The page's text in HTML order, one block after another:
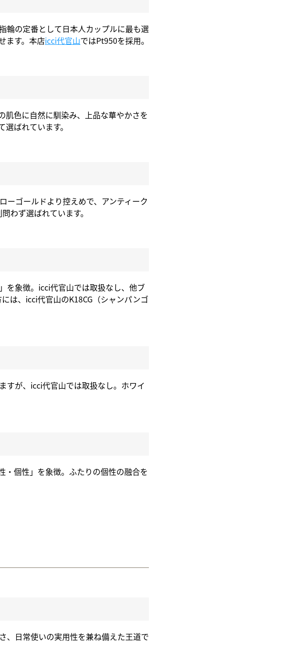
輪の定番として日本人カップルに最も選
ます。本店icci代官山ではPt950を採用。
肌色に自然に馴染み、上品な華やかさを
ばれています。
ーゴールドより控えめで、アンティーク
わず選ばれています。
を象徴。icci代官山では取扱なし、他ブ
は、icci代官山のK18CG（シャンパンゴ
すが、icci代官山では取扱なし。ホワイ
個性」を象徴。ふたりの個性の融合を
、日常使いの実用性を兼ね備えた王道で